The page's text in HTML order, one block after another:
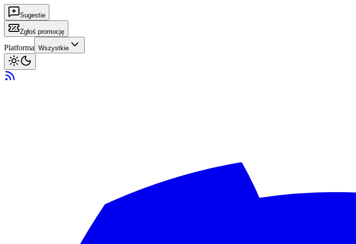
Sugestie
Zgłoś promocję
Platforma Wszystkie